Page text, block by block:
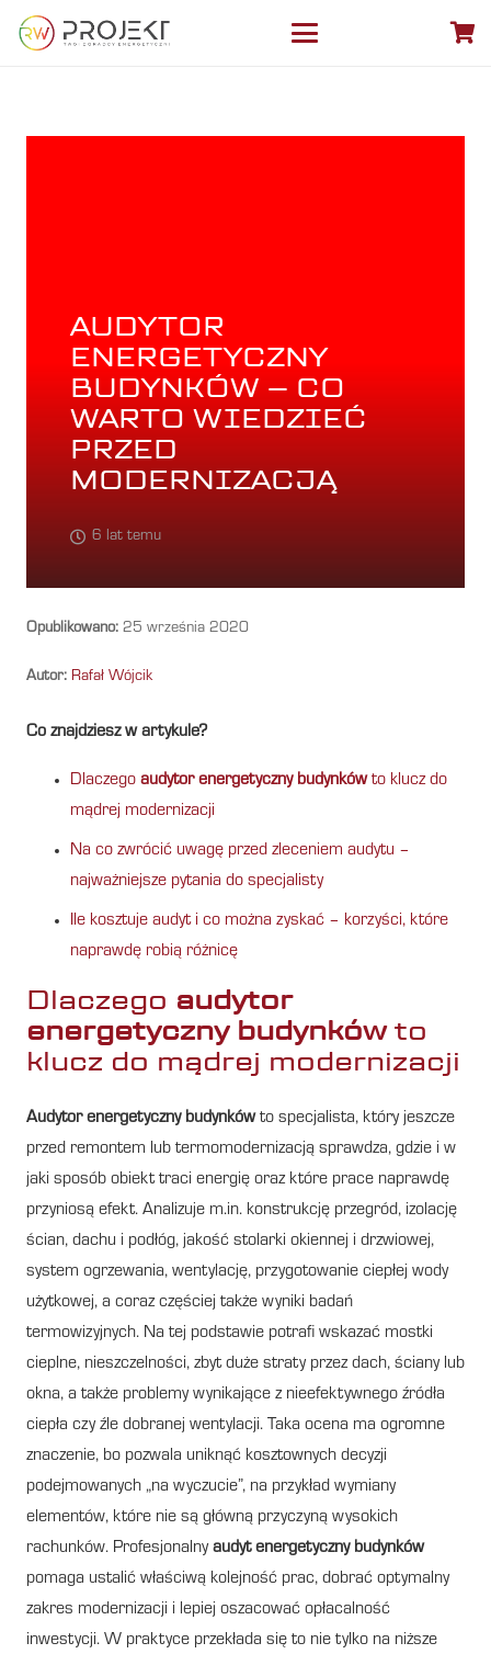
AUDYTOR
ENERGETYCZNY
BUDYNKÓW – CO
WARTO WIEDZIEĆ
PRZED
MODERNIZACJĄ
6 lat temu
Opublikowano: 25 września 2020
Autor: Rafał Wójcik
Co znajdziesz w artykule?
Dlaczego audytor energetyczny budynkówto klucz do
mądrej modernizacji
Na co zwrócić uwagę przed zleceniem audytu –
najważniejsze pytania do specjalisty
Ile kosztuje audyt i co można zyskać – korzyści, które
naprawdę robią różnicę
Dlaczego audytor
energetyczny budynkówto
klucz do mądrej modernizacji
Audytor energetyczny budynkówto specjalista, który jeszcze
przed remontem lub termomodernizacją sprawdza, gdzie i w
jaki sposób obiekt traci energię oraz które prace naprawdę
przyniosą efekt. Analizuje m.in. konstrukcję przegród, izolację
ścian, dachu i podłóg, jakość stolarki okiennej i drzwiowej,
system ogrzewania, wentylację, przygotowanie ciepłej wody
użytkowej, a coraz częściej także wyniki badań
termowizyjnych. Na tej podstawie potrafi wskazać mostki
cieplne, nieszczelności, zbyt duże straty przez dach, ściany lub
okna, a także problemy wynikające z nieefektywnego źródła
ciepła czy źle dobranej wentylacji. Taka ocena ma ogromne
znaczenie, bo pozwala uniknąć kosztownych decyzji
podejmowanych „na wyczucie”, na przykład wymiany
elementów, które nie są główną przyczyną wysokich
rachunków. Profesjonalnyaudyt energetyczny budynków
pomaga ustalić właściwą kolejność prac, dobrać optymalny
zakres modernizacji i lepiej oszacować opłacalność
inwestycji. W praktyce przekłada się to nie tylko na niższe